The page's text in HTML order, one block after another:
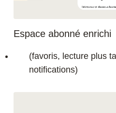
Espace abonné enrichi
(favoris, lecture plus
notifications)